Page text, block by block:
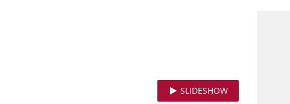
SLIDESHOW